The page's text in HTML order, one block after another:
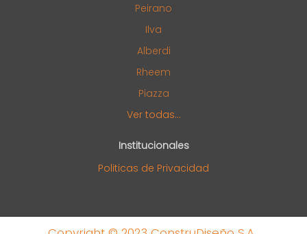
Peirano
Ilva
Alberdi
Rheem
Piazza
Ver todas...
Institucionales
Politicas de Privacidad